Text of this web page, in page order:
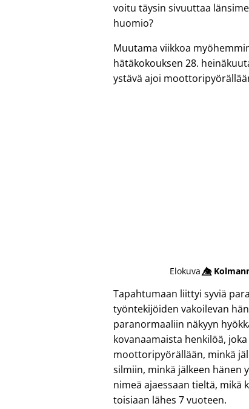
voitu täysin sivuuttaa
huomio?
Muutama viikkoa
hätäkokouksen 28.
ystävä ajoi
Elokuva👁️⃤
Tapahtumaan liittyi syviä
työntekijöiden vakoilevan
paranormaaliin näkyyn
kovanaamaista henkilöä,
moottoripyörällään, minkä
silmiin, minkä jälkeen hänen
nimeä ajaessaan tieltä, mikä
toisiaan lähes 7 vuoteen.